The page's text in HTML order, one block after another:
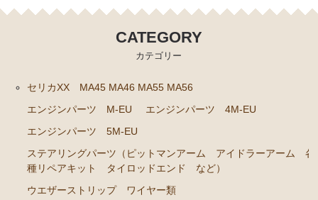
ト ホース など）
クラッチパーツ（マスターシリンダー クラッチレリ
ツ ラックエンド タイロッドエンド など）
足回りパーツ（アッパーマウント ベアリング ボールジ
ョイント ブッシュ類 など）
燃料パーツ（ポンプ フィルター ダンパー センダ
ーゲージ ホースなど）
駆動パーツ（センターサポートベアリング ドライブ
CATEGORY
カテゴリー
セリカXX MA45 MA46 MA55 MA56
エンジンパーツ M-EU
エンジンパーツ 4M-EU
エンジンパーツ 5M-EU
ステアリングパーツ（ピットマンアーム アイドラーアーム 各
種リペアキット タイロッドエンド など）
ウエザーストリップ ワイヤー類